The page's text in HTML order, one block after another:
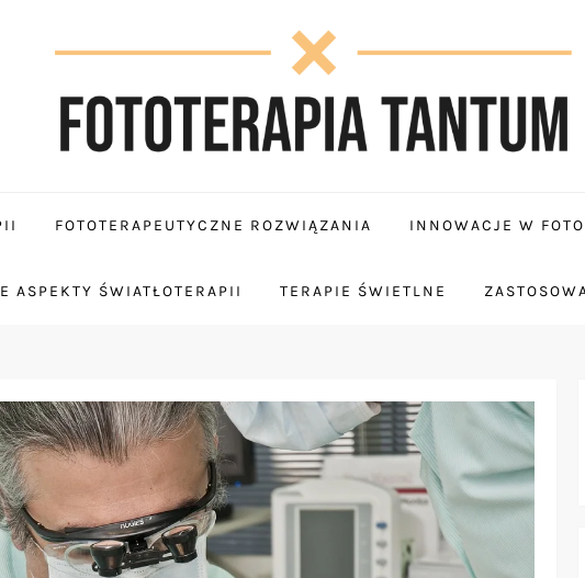
FOTOTERAPEUTYCZNE ROZWIĄZANIA INNOWACJE W
ASPEKTY ŚWIATŁOTERAPII TERAPIE ŚWIETLNE